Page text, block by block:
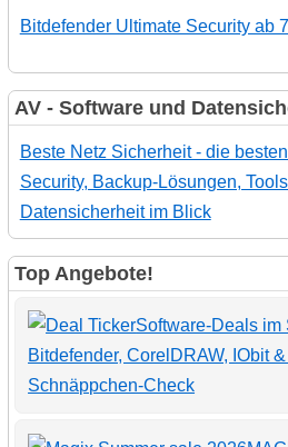
Bitdefender Ultimate Security ab
AV - Software und
Beste Netz Sicherheit - die
Security, Backup-Lösungen,
Datensicherheit im Blick
Top Angebote!
Software-Deals im
Bitdefender, CorelDRAW, IObit
Schnäppchen-Check